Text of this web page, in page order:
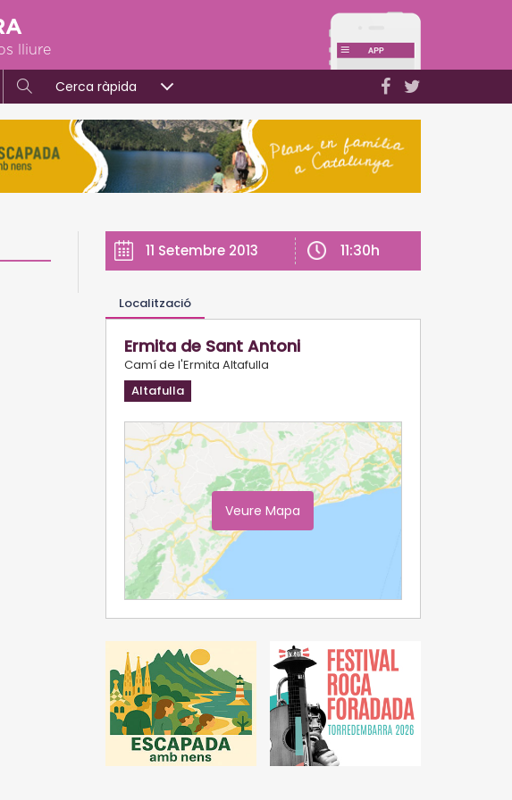
lliure
Cerca ràpida
11 Setembre 2013 11:30h
Localització
Ermita de Sant Antoni
Camí de l'Ermita Altafulla
Altafulla
Veure Mapa